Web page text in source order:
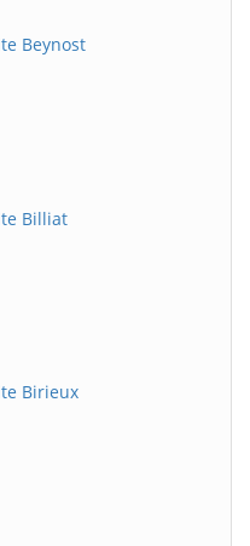
Beynost
Billiat
Birieux